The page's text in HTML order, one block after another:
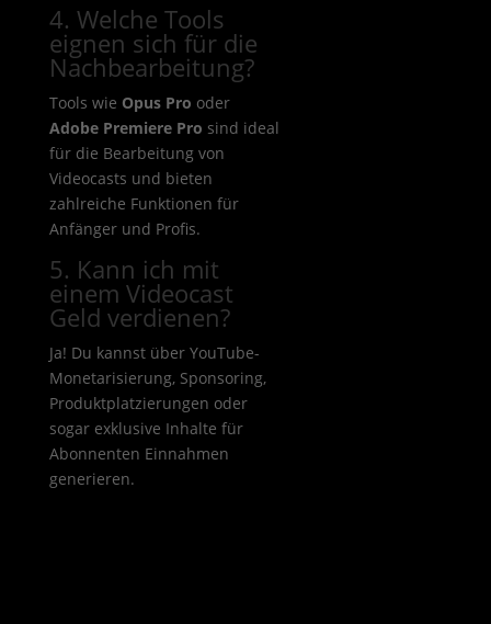
4. Welche Tools
eignen sich für die
Nachbearbeitung?
Tools wie Opus Pro oder
Adobe Premiere Pro sind ideal
für die Bearbeitung von
Videocasts und bieten
zahlreiche Funktionen für
Anfänger und Profis.
5. Kann ich mit
einem Videocast
Geld verdienen?
Ja! Du kannst über YouTube-
Monetarisierung, Sponsoring,
Produktplatzierungen oder
sogar exklusive Inhalte für
Abonnenten Einnahmen
generieren.